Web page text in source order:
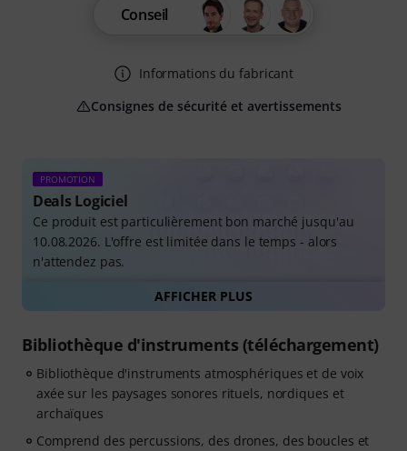
PROMOTION
Deals Logiciel
Ce produit est particulièrement bon marché jusqu'au
10.08.2026. L'offre est limitée dans le temps - alors
n'attendez pas.
Tous les deals de logiciels
AFFICHER PLUS
Bibliothèque d'instruments (téléchargement)
Bibliothèque d'instruments atmosphériques et de voix
axée sur les paysages sonores rituels, nordiques et
archaïques
Comprend des percussions, des drones, des boucles et
Conseil
Informations du fabricant
Consignes de sécurité et avertissements